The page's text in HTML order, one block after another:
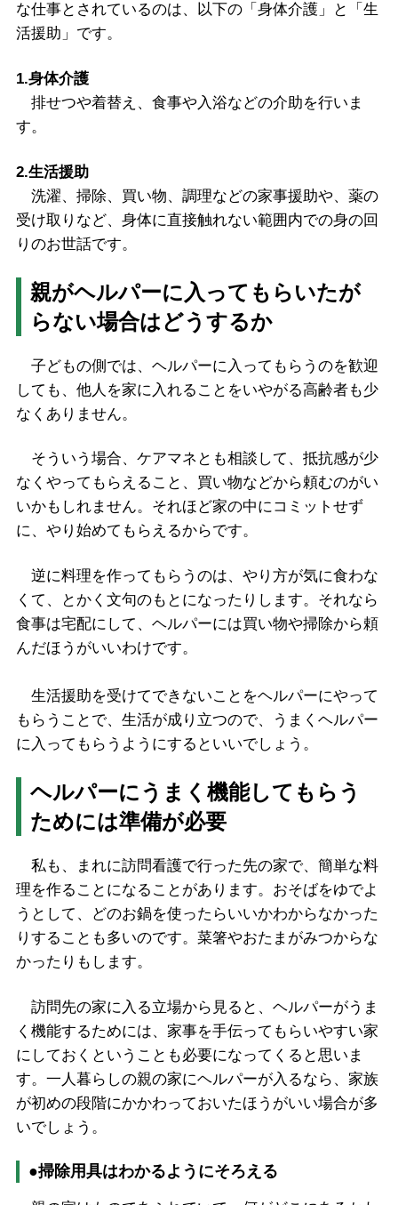
な仕事とされているのは、以下の「身体介護」と「生
活援助」です。
1.身体介護
排せつや着替え、食事や入浴などの介助を行いま
す。
2.生活援助
洗濯、掃除、買い物、調理などの家事援助や、薬の
受け取りなど、身体に直接触れない範囲内での身の回
りのお世話です。
親がヘルパーに入ってもらいたが
らない場合はどうするか
子どもの側では、ヘルパーに入ってもらうのを歓迎
しても、他人を家に入れることをいやがる高齢者も少
なくありません。
そういう場合、ケアマネとも相談して、抵抗感が少
なくやってもらえること、買い物などから頼むのがい
いかもしれません。それほど家の中にコミットせず
に、やり始めてもらえるからです。
逆に料理を作ってもらうのは、やり方が気に食わな
くて、とかく文句のもとになったりします。それなら
食事は宅配にして、ヘルパーには買い物や掃除から頼
んだほうがいいわけです。
生活援助を受けてできないことをヘルパーにやって
もらうことで、生活が成り立つので、うまくヘルパー
に入ってもらうようにするといいでしょう。
ヘルパーにうまく機能してもらう
ためには準備が必要
私も、まれに訪問看護で行った先の家で、簡単な料
理を作ることになることがあります。おそばをゆでよ
うとして、どのお鍋を使ったらいいかわからなかった
りすることも多いのです。菜箸やおたまがみつからな
かったりもします。
訪問先の家に入る立場から見ると、ヘルパーがうま
く機能するためには、家事を手伝ってもらいやすい家
にしておくということも必要になってくると思いま
す。一人暮らしの親の家にヘルパーが入るなら、家族
が初めの段階にかかわっておいたほうがいい場合が多
いでしょう。
●掃除用具はわかるようにそろえる